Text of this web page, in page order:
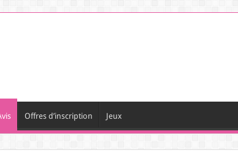
Offres d’inscription Jeux